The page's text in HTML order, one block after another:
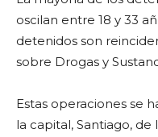
oscilan entre 18 y 33
detenidos son
sobre Drogas y
Estas operaciones se
la capital, Santiago, de